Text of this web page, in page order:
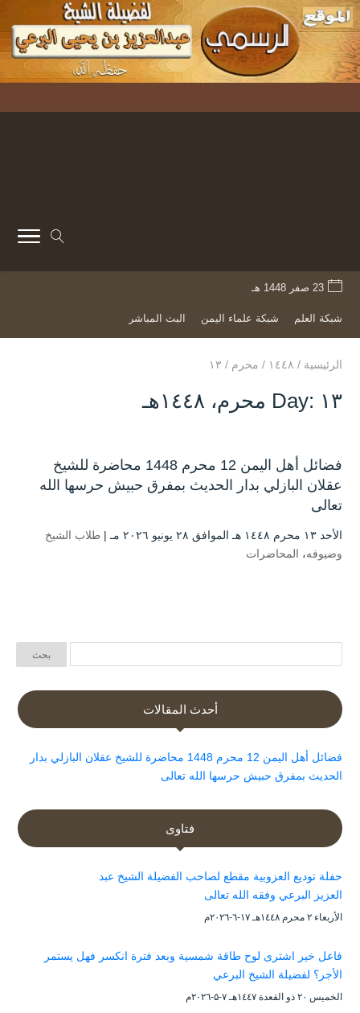
23 صفر 1448 هـ
شبكة العلم شبكة علماء اليمن البث المباشر
الرئيسية / ۱٤٤۸ / محرم / ۱۳
Day: ۱۳ محرم، ۱٤٤۸هـ
فضائل أهل اليمن 12 محرم 1448 محاضرة للشيخ
عقلان البازلي بدار الحديث بمفرق حبيش حرسها الله
تعالى
الأحد ۱۳ محرم ۱٤٤۸ هـ الموافق ۲۸ يونيو ۲۰۲٦ مـ |
طلاب الشيخ
وضيوفه، المحاضرات
أحدث المقالات
فضائل أهل اليمن 12 محرم 1448 محاضرة للشيخ عقلان البازلي بدار
الحديث بمفرق حبيش حرسها الله تعالى
فتاوى
حفلة توديع العزوبية مقطع لصاحب الفضيلة الشيخ عبد
العزيز البرعي وفقه الله تعالى
الأربعاء ۲ محرم ۱٤٤۸هـ ۱۷-٦-۲۰۲٦م
فاعل خير اشترى لوح طاقة شمسية وبعد فترة انكسر فهل يستمر
الأجر؟ لفضيلة الشيخ البرعي
الخميس ۲۰ ذو القعدة ۱٤٤۷هـ ۷-۵-۲۰۲٦م